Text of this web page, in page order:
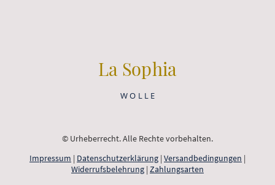
La Sophia
W O L L E
© Urheberrecht. Alle Rechte vorbehalten.
Impressum | Datenschutzerklärung | Versandbedingungen |
Widerrufsbelehrung | Zahlungsarten